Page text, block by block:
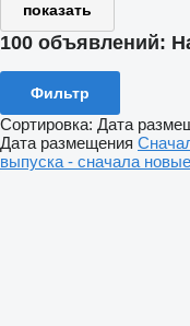
показать
100 объявлений:
Фильтр
Сортировка: Дата
Дата размещения
выпуска - сначала новые